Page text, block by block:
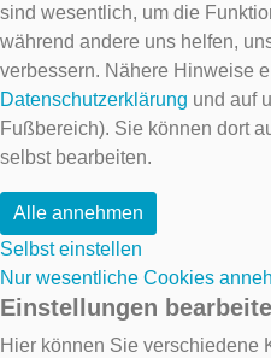
sind wesentlich, um die
während andere uns helfen,
verbessern. Nähere Hinweise
Datenschutzerklärung und auf
Fußbereich). Sie können dort
selbst bearbeiten.
Alle annehmen
Selbst einstellen
Nur wesentliche Cookies
Einstellungen
Hier können Sie verschiedene